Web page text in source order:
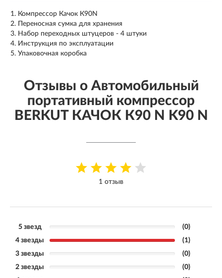
Компрессор Качок К90N
Переносная сумка для хранения
Набор переходных штуцеров - 4 штуки
Инструкция по эксплуатации
Упаковочная коробка
Отзывы о Автомобильный
портативный компрессор
BERKUT КАЧОК К90 N K90 N
1 отзыв
5 звезд
(0)
4 звезды
(1)
3 звезды
(0)
2 звезды
(0)